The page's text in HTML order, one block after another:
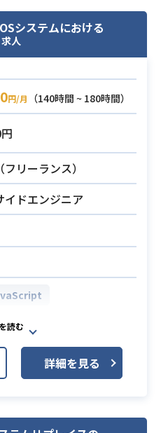
ロセスの推進·コード品質
または他国でのオフショ
ジェクトのマネジメント
の開発/運用経験
レベルの日本語力（日
ス習慣/IT業界の文化への
ルアーキテクトまたはテ
しての実務経験
験5年以上(現在もPython
ンでコードが書ける技
(CopilotやLLMを活用
本知識
～基本設計フェーズにお
の直接交渉、調整経験
Git
Redmine
ービス開発および保守運
ただきます。
短いスパンで繰り返し
フォーマンス改善や技
を含めた課題解決に対
だきます。
を担っていただく想定で
SaaSの開発（スクラッチ
既存改修）
テナンス、問い合わせ対
務システムの実装およ
ータメンテナンス、問い
システムにおける
人
円/月
（140時間 ~ 180時間）
リーランス）
イドエンジニア
トア向けPOSシステム開
との連携対応およびPO
カスタマイズ開発をご担
テムのカスタマイズ開発
詳細を見る